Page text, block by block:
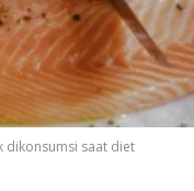
dikonsumsi saat diet